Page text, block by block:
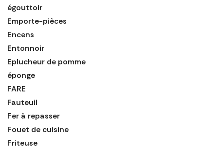
égouttoir
Emporte-pièces
Encens
Entonnoir
Eplucheur de pomme
éponge
FARE
Fauteuil
Fer à repasser
Fouet de cuisine
Friteuse